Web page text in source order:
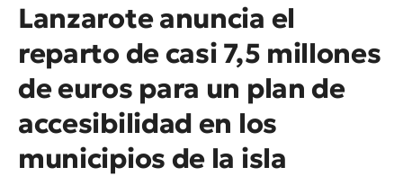
Lanzarote anuncia el
reparto de casi 7,5 millones
de euros para un plan de
accesibilidad en los
municipios de la isla